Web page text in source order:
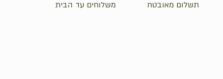
משלוחים עד הבית תשלום מאובטח